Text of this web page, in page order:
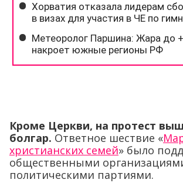
Кроме Церкви, на протест
болгар. Ответное шествие «
христианских семей» было
общественными
политическими партиями.